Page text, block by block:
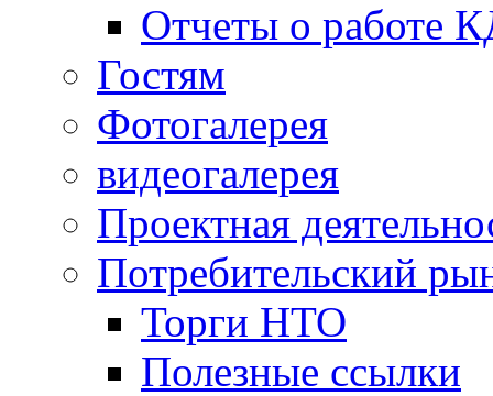
Отчеты о работе
Гостям
Фотогалерея
видеогалерея
Проектная
Потребительский
Торги НТО
Полезные ссылки